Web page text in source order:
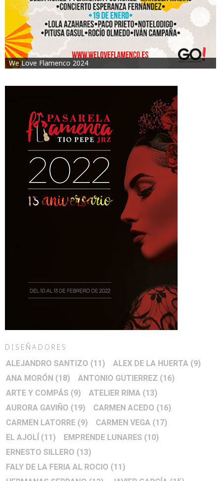
We Love Flamenco 2024
DISEÑADORES
ALEJANDRO SANTIZO (11) ALEX DE LA HUERTA (9)
ANA MORÓN (18) ANTONIO GUTIERREZ (16)
ARTE Y COMPÁS (9) ATELIER RIMA (13)
AURORA GAVIÑO (19) CARMEN ACEDO (16)
CARMEN LATORRE (9) CARMEN VEGA (17)
EL AJOLÍ (11) EMPRENDE LUNARES (10)
ERNESTO SILLERO (13)
FALY DE LA FERIA AL ROCIO (11)